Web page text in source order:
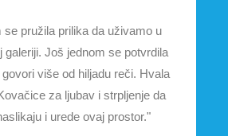
se pružila prilika da uživamo u
galeriji. Još jednom se potvrdila
više od hiljadu reči. Hvala
za ljubav i strpljenje da
i urede ovaj prostor."